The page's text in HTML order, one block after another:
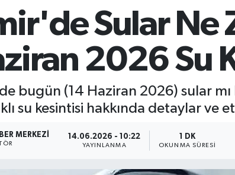
Sular Ne
2026 Su
bugün (14 Haziran 2026) sular
su kesintisi hakkında detaylar ve
MERKEZI 14.06.2026 - 10:22
YAYINLANMA
1 DK
OKUNMA SÜRESI
Haritası
ve Fikstür